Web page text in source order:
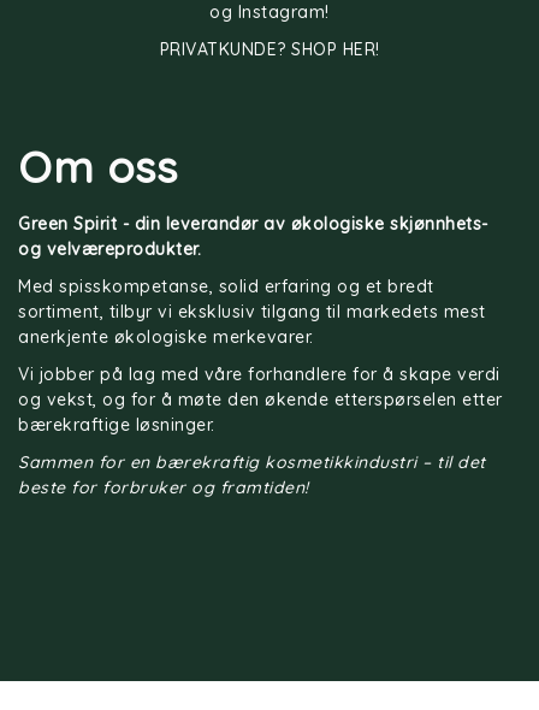
og Instagram!
PRIVATKUNDE? SHOP HER!
Om oss
Green Spirit - din leverandør av økologiske skjønnhets-
og velværeprodukter.
Med spisskompetanse, solid erfaring og et bredt
sortiment, tilbyr vi eksklusiv tilgang til markedets mest
anerkjente økologiske merkevarer.
Vi jobber på lag med våre forhandlere for å skape verdi
og vekst, og for å møte den økende etterspørselen etter
bærekraftige løsninger.
Sammen for en bærekraftig kosmetikkindustri – til det
beste for forbruker og framtiden!